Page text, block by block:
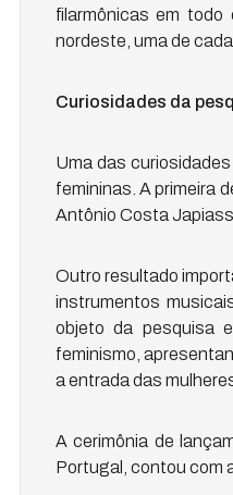
filarmônicas em
nordeste, uma de
Curiosidades da
Uma das
femininas. A primeira
Antônio Costa
Outro resultado
instrumentos
objeto da pesquisa
feminismo,
a entrada das
A cerimônia de
Portugal, contou com